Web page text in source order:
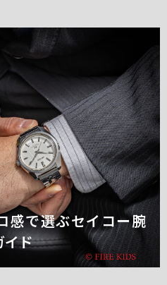
感で選ぶセイコー腕
イド